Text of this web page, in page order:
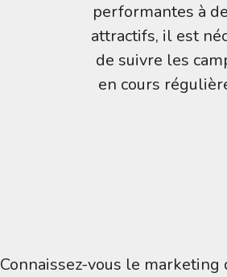
performantes à
attractifs, il est
de suivre les
en cours
Connaissez-vous le marketing